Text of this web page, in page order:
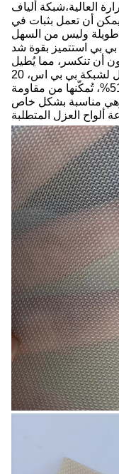
العالية،شبكة ألياف
يمكن أن تعمل بثبات في
لفترة طويلة وليس من السهل
بي بي استتميز بقوة شد
أن تنكسر، مما يُطيل
عمر المنتج بشكل فعال. مقاومة التآكل لشبكة بي بي اس، 20
طنًا، 350 ميكرون، مساحة مفتوحة 51%، تُمكّنها من مقاومة
وهي مناسبة بشكل خاص